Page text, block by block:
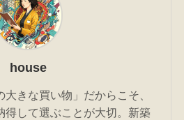
house
大きな買い物」だからこそ、
得して選ぶことが大切。新築